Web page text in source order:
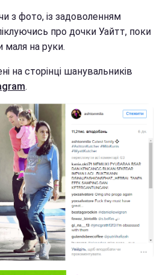
з фото, із задоволенням
про дочки Уайтт, поки
на руки.
на сторінці шанувальників
.